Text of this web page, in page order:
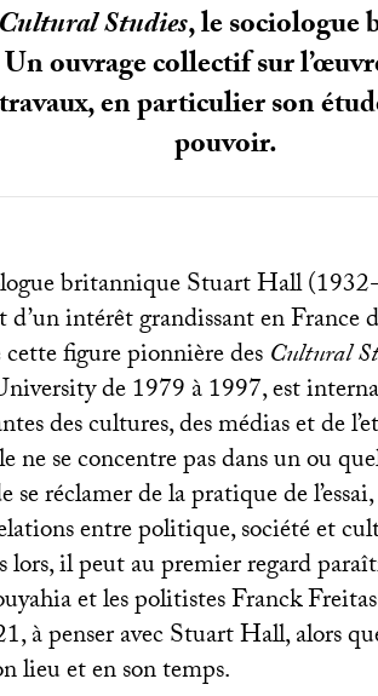
Cultural Studies, le
ouvrage collectif sur
en particulier son
pouvoir.
britannique Stuart Hall
d’un intérêt grandissant en France
cette figure pionnière desCultural
de 1979 à 1997, est
des cultures, des médias et de
ne se concentre pas dans un ou
se réclamer de la pratique de
entre politique, société et
lors, il peut au premier regard
et les politistes Franck
à penser avec Stuart Hall, alors
lieu et en son temps.